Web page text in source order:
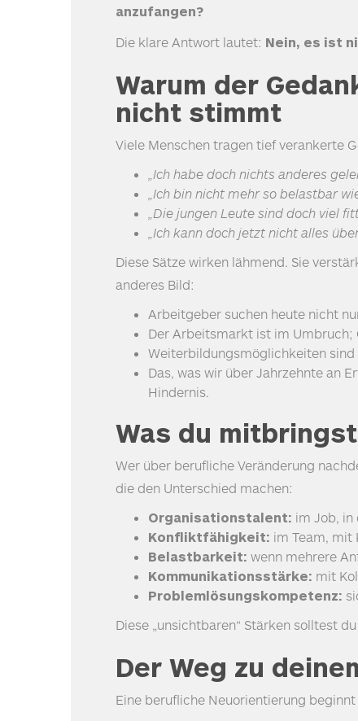
anzufangen?
Die klare Antwort lautet: Nein, es ist
Warum der
nicht stimmt
Viele Menschen tragen tief verankerte
„Ich habe doch nichts anderes
„Ich bin nicht mehr so belastbar
„Die jungen Leute sind doch viel
„Ich kann doch jetzt nicht alles
Diese Sätze wirken lähmend. Sie
anderes Bild:
Arbeitgeber suchen heute nicht
Der Arbeitsmarkt ist im Umbruch;
Weiterbildungsmöglichkeiten
Das, was wir über Jahrzehnte an
Hindernis.
Was du
Wer über berufliche Veränderung
die den Unterschied machen:
Organisationstalent: im Job, in
Konfliktfähigkeit: im Team, mit
Belastbarkeit: wenn mehrere
Kommunikationsstärke: mit
Problemlösungskompetenz:
Diese „unsichtbaren“ Stärken solltest
Der Weg zu
Eine berufliche Neuorientierung